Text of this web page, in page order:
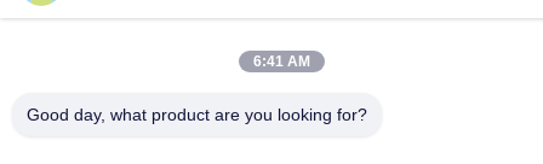
pemasok. Hak Cipta © -2026 1stshine Industrial Company
6:41 AM
Good day, what product are you looking for?